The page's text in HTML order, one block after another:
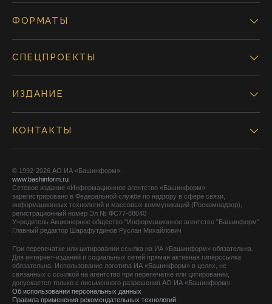
ФОРМАТЫ
СПЕЦПРОЕКТЫ
ИЗДАНИЕ
КОНТАКТЫ
© 1992-2026 АО ИА «Башинформ».
www.bashinform.ru
Сетевое издание «Информационное агентство «Башинформ»
зарегистрировано в Федеральной службе по надзору в сфере связи,
информационных технологий и массовых коммуникаций (Роскомнадзор),
регистрационный номер Эл № ФС77-88040
Учредитель Акционерное общество "Информационное агентство "Башинформ"
Главный редактор Шарафутдинов Руслан Михайлович
При перепечатке или цитировании ссылка на ИА «Башинформ» обязательна.
Для интернет-изданий и социальных сетей прямая активная гиперссылка
обязательна. Использование логотипа ИА «Башинформ» в целях, не
связанных с ссылкой на агентство при перепечатке или цитировании,
допускается только с письменного разрешения АО ИА «Башинформ».
Об использовании персональных данных
Правила применения рекомендательных технологий